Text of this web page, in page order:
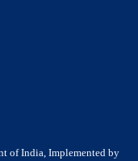
of India, Implemented by